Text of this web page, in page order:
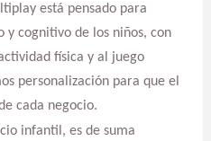
está pensado para
cognitivo de los niños, con
física y al juego
personalización para que el
cada negocio.
infantil, es de suma